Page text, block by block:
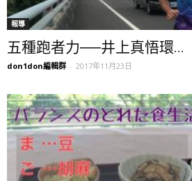
報導
五種跑者力──井上真悟環...
don1don編輯群 - 2017年11月23日